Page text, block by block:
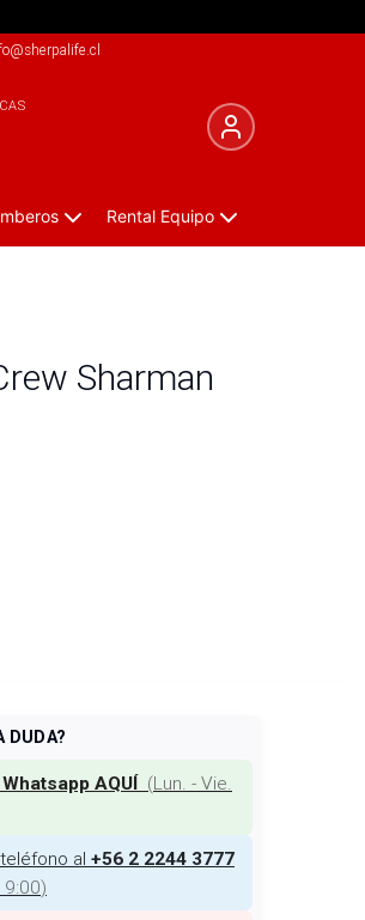
Rental Equipo
Sharman
DUDA?
Whatsapp AQUÍ (Lun. - Vie.
al +56 2 2244 3777
)